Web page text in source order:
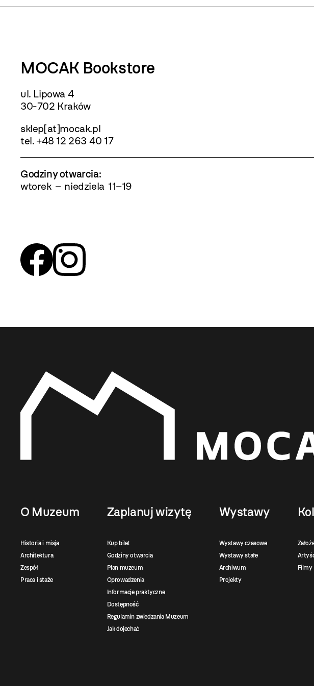
MOCAK Bookstore
ul. Lipowa 4
30-702 Kraków
sklep[at]mocak.pl
tel. +48 12 263 40 17
Godziny otwarcia:
wtorek – niedziela 11–19
O Muzeum
Historia i misja
Architektura
Zespół
Praca i staże
Zaplanuj wizytę
Kup bilet
Godziny otwarcia
Plan muzeum
Oprowadzenia
Informacje praktyczne
Dostępność
Regulamin zwiedzania Muzeum
Jak dojechać
Wystawy
Wystawy czasowe
Wystawy stałe
Archiwum
Projekty
Filmy